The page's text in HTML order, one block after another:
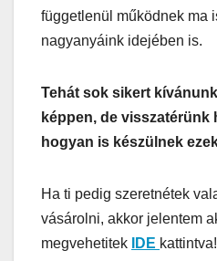
függetlenül működnek ma
nagyanyáink idejében is.
Tehát sok sikert
képpen, de visszatérünk
hogyan is készülnek
Ha ti pedig szeretnétek
vásárolni, akkor jelentem
megvehetitek
IDE kattintva!